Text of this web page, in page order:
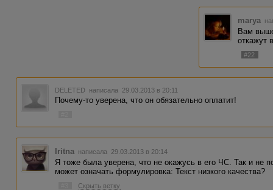
marya
Вам
откажут
#22
DELETED написала 29.03.2013 в 20:11
Почему-то уверена, что он обязательно оплатит!
Iritna написала 29.03.2013 в 20:14
Я тоже была уверена, что не окажусь в его ЧС. Так и не
может означать формулировка: Текст низкого качества?
Скрыть ветку